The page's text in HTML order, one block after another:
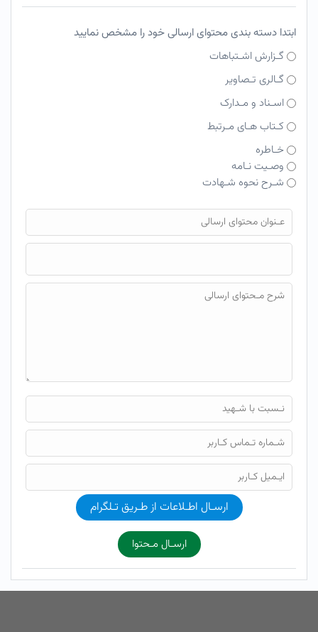
ابتدا دسته بندی محتوای ارسالی خود را مشخص نمایید
گـزارش اشـتباهات
گـالری تـصاویر
اسـناد و مـدارک
کـتاب هـای مـرتبط
خـاطره
وصـیت نـامه
شـرح نحوه شـهادت
فایل محتوای ارسالی
ارسـال اطـلاعات از طـریق تـلگرام
ارسـال مـحتوا